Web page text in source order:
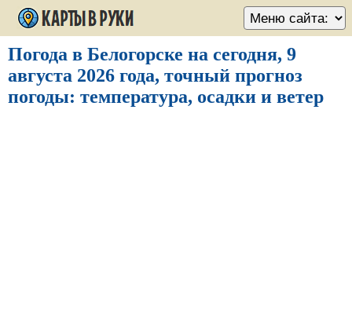
Погода в Белогорске на сегодня, 9
августа 2026 года, точный прогноз
погоды: температура, осадки и ветер